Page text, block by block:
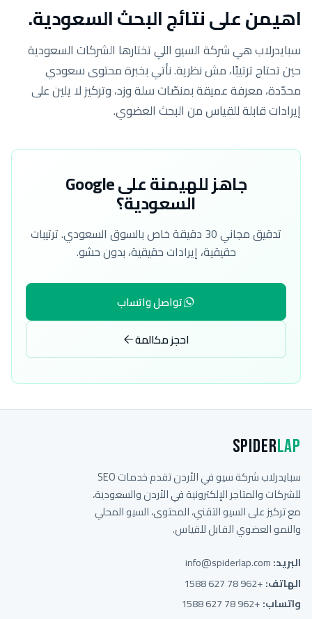
اهيمن على نتائج البحث السعودية.
سبايدرلاب هي شركة السيو اللي تختارها الشركات السعودية
حين تحتاج ترتيبًا، مش نظرية. نأتي بخبرة محتوى سعودي
محدّدة، معرفة عميقة بمنصّات سلة وزد، وتركيز لا يلين على
إيرادات قابلة للقياس من البحث العضوي.
جاهز للهيمنة على Google
السعودية؟
تدقيق مجاني 30 دقيقة خاص بالسوق السعودي. ترتيبات
حقيقية، إيرادات حقيقية، بدون حشو.
تواصل واتساب
احجز مكالمة
SpiderLap
سبايدرلاب شركة سيو في الأردن تقدم خدمات SEO
للشركات والمتاجر الإلكترونية في الأردن والسعودية،
مع تركيز على السيو التقني، المحتوى، السيو المحلي
والنمو العضوي القابل للقياس.
البريد:info@spiderlap.com
الهاتف:+962 78 627 1588
واتساب:+962 78 627 1588